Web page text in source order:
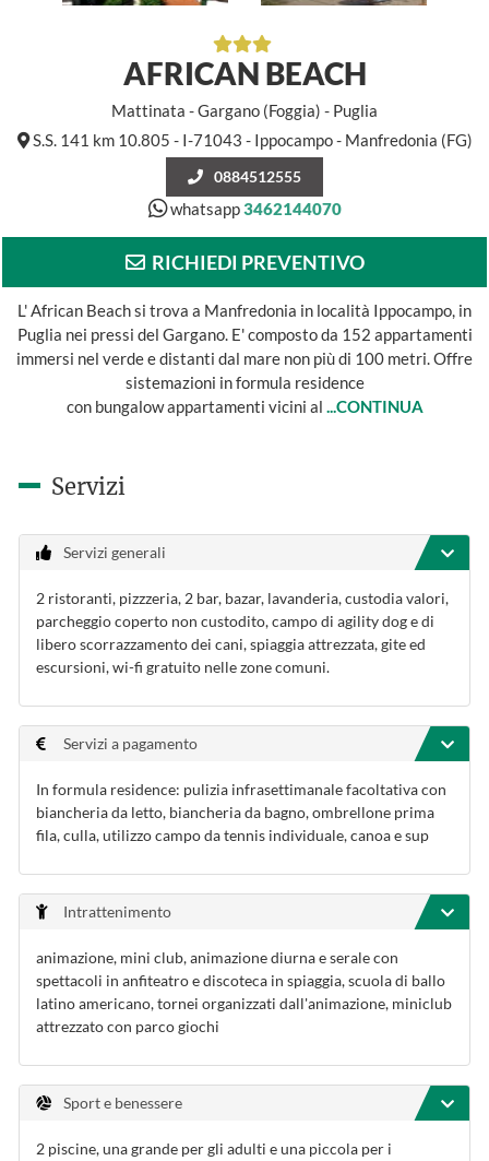
AFRICAN BEACH
Mattinata - Gargano (Foggia) - Puglia
S.S. 141 km 10.805 - I-71043 - Ippocampo - Manfredonia (FG)
0884512555
whatsapp3462144070
RICHIEDI PREVENTIVO
L' African Beach si trova a Manfredonia in località Ippocampo, in
Puglia nei pressi del Gargano. E' composto da 152 appartamenti
immersi nel verde e distanti dal mare non più di 100 metri. Offre
sistemazioni in formula residence
con bungalow appartamenti vicini al ...CONTINUA
Servizi
Servizi generali
2 ristoranti, pizzzeria, 2 bar, bazar, lavanderia, custodia valori,
parcheggio coperto non custodito, campo di agility dog e di
libero scorrazzamento dei cani, spiaggia attrezzata, gite ed
escursioni, wi-fi gratuito nelle zone comuni.
Servizi a pagamento
In formula residence: pulizia infrasettimanale facoltativa con
biancheria da letto, biancheria da bagno, ombrellone prima
fila, culla, utilizzo campo da tennis individuale, canoa e sup
Intrattenimento
animazione, mini club, animazione diurna e serale con
spettacoli in anfiteatro e discoteca in spiaggia, scuola di ballo
latino americano, tornei organizzati dall'animazione, miniclub
attrezzato con parco giochi
Sport e benessere
2 piscine, una grande per gli adulti e una piccola per i